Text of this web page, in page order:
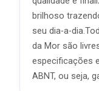
brilhoso
seu dia-a-
da Mor são
especificações
ABNT, ou seja,